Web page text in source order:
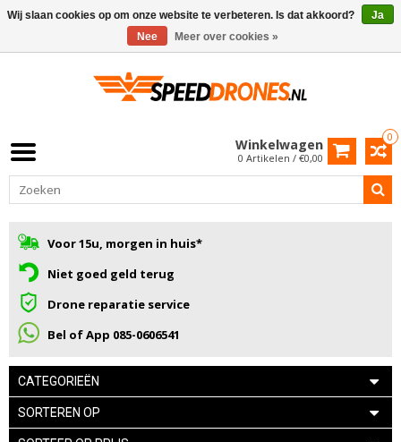
0
Winkelwagen
0 Artikelen / €0,00
Voor 15u, morgen in huis*
Niet goed geld terug
Drone reparatie service
Bel of App 085-0606541
CATEGORIEËN
SORTEREN OP
Wij slaan cookies op om onze website te verbeteren. Is dat akkoord?
Ja
Nee
Meer over cookies »